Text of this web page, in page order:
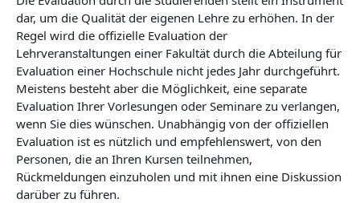
dar, um die Qualität der eigenen Lehre zu erhöhen. In der
Regel wird die offizielle Evaluation der
Lehrveranstaltungen einer Fakultät durch die Abteilung für
Evaluation einer Hochschule nicht jedes Jahr durchgeführt.
Meistens besteht aber die Möglichkeit, eine separate
Evaluation Ihrer Vorlesungen oder Seminare zu verlangen,
wenn Sie dies wünschen. Unabhängig von der offiziellen
Evaluation ist es nützlich und empfehlenswert, von den
Personen, die an Ihren Kursen teilnehmen,
Rückmeldungen einzuholen und mit ihnen eine Diskussion
darüber zu führen.